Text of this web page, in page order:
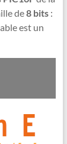
de8 bits:
est un